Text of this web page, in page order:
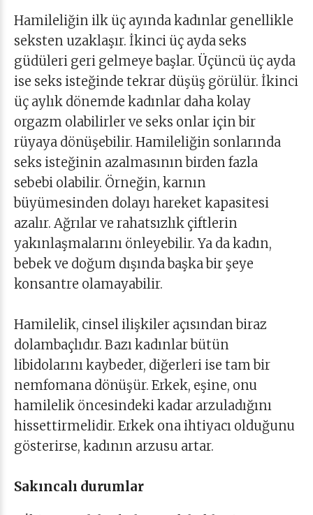
Hamileliğin ilk üç ayında kadınlar genellikle
seksten uzaklaşır. İkinci üç ayda seks
güdüleri geri gelmeye başlar. Üçüncü üç ayda
ise seks isteğinde tekrar düşüş görülür. İkinci
üç aylık dönemde kadınlar daha kolay
orgazm olabilirler ve seks onlar için bir
rüyaya dönüşebilir. Hamileliğin sonlarında
seks isteğinin azalmasının birden fazla
sebebi olabilir. Örneğin, karnın
büyümesinden dolayı hareket kapasitesi
azalır. Ağrılar ve rahatsızlık çiftlerin
yakınlaşmalarını önleyebilir. Ya da kadın,
bebek ve doğum dışında başka bir şeye
konsantre olamayabilir.
Hamilelik, cinsel ilişkiler açısından biraz
dolambaçlıdır. Bazı kadınlar bütün
libidolarını kaybeder, diğerleri ise tam bir
nemfomana dönüşür. Erkek, eşine, onu
hamilelik öncesindeki kadar arzuladığını
hissettirmelidir. Erkek ona ihtiyacı olduğunu
gösterirse, kadının arzusu artar.
Sakıncalı durumlar